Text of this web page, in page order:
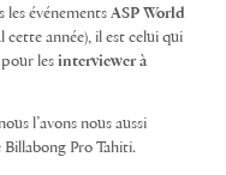
les événements ASP World
cette année), il est celui qui
pour les interviewer à
l’avons nous aussi
Billabong Pro Tahiti.